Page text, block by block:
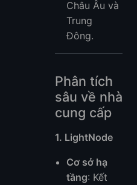
Châu Âu và
Trung
Đông.
Phân tích
sâu về nhà
cung cấp
1. LightNode
Cơ sở hạ
tầng: Kết